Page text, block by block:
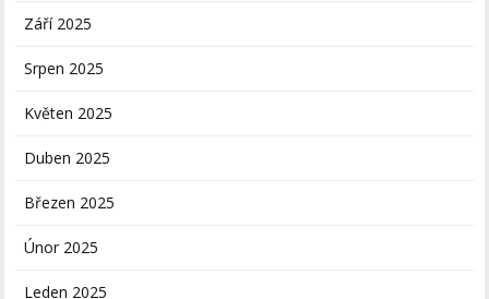
Září 2025
Srpen 2025
Květen 2025
Duben 2025
Březen 2025
Únor 2025
Leden 2025